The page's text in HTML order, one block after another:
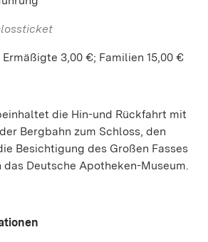
3,00 €; Familien 15,00 €
die Hin-und Rückfahrt mit
Bergbahn zum Schloss, den
Besichtigung des Großen Fasses
Deutsche Apotheken-Museum.